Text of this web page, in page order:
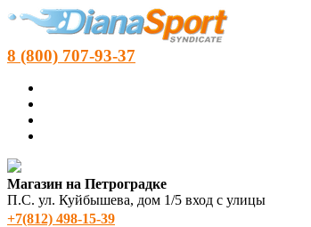
8 (800) 707-93-37
Магазин на Петроградке
П.С. ул. Куйбышева, дом 1/5 вход с улицы
+7(812) 498‑15-39